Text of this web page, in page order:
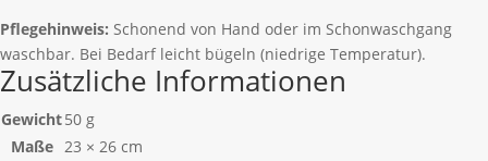
Pflegehinweis: Schonend von Hand oder im Schonwaschgang
waschbar. Bei Bedarf leicht bügeln (niedrige Temperatur).
Zusätzliche Informationen
Gewicht50 g
Maße
23 × 26 cm